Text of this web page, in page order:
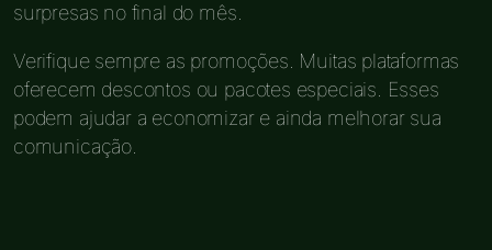
surpresas no final do mês.
Verifique sempre as promoções. Muitas plataformas
oferecem descontos ou pacotes especiais. Esses
podem ajudar a economizar e ainda melhorar sua
comunicação.